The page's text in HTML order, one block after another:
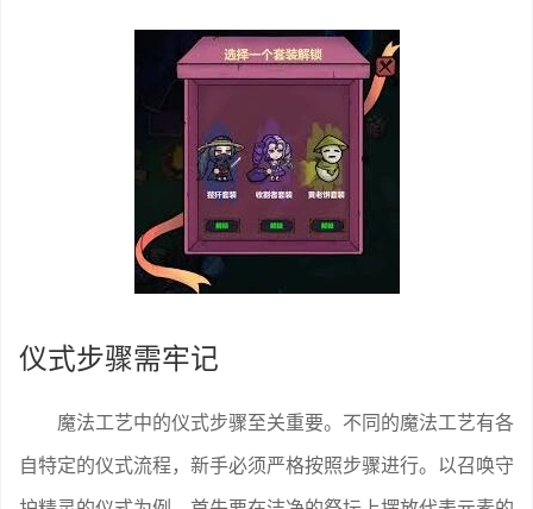
仪式步骤需牢记
魔法工艺中的仪式步骤至关重要。不同的魔法工艺有各
自特定的仪式流程，新手必须严格按照步骤进行。以召唤守